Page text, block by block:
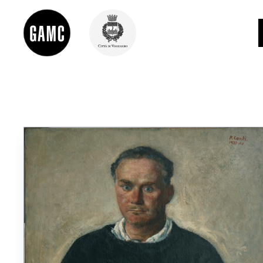
DIDATTICA
SHOP
LE COLLEZIONI
GLI AUTORI
LORENZO VIANI
MOSTRE
EVENTI
PALAZZO DELLE MUSE